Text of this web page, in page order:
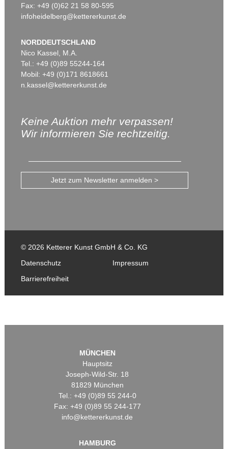
Fax: +49 (0)62 21 58 80-595
infoheidelberg@kettererkunst.de
NORDDEUTSCHLAND
Nico Kassel, M.A.
Tel.: +49 (0)89 55244-164
Mobil: +49 (0)171 8618661
n.kassel@kettererkunst.de
Keine Auktion mehr verpassen!
Wir informieren Sie rechtzeitig.
Jetzt zum Newsletter anmelden >
© 2026 Ketterer Kunst GmbH & Co. KG
Datenschutz
Impressum
Barrierefreiheit
MÜNCHEN
Hauptsitz
Joseph-Wild-Str. 18
81829 München
Tel.: +49 (0)89 55 244-0
Fax: +49 (0)89 55 244-177
info@kettererkunst.de
HAMBURG